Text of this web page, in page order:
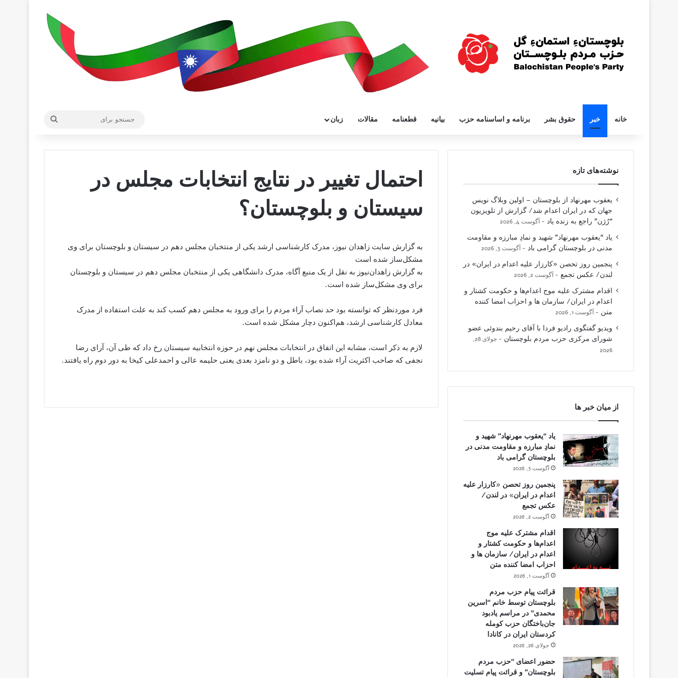
خانه خبر حقوق بشر برنامه و اساسنامه حزب بیانیه قطعنامه مقالات زبان
احتمال تغییر در نتایج انتخابات مجلس در
سیستان و بلوچستان؟
به گزارش سایت زاهدان نیوز، مدرک کارشناسی ارشد یکی از منتخبان مجلس دهم در سیستان و بلوچستان برای وی
مشکل‌ساز شده است
به گزارش زاهدان‌نیوز به نقل از یک منبع آگاه، مدرک دانشگاهی یکی از منتخبان مجلس دهم در سیستان و بلوچستان
برای وی مشکل‌ساز شده است.
فرد موردنظر که توانسته بود حد نصاب آراء مردم را برای ورود به مجلس دهم کسب کند به علت استفاده از مدرک
معادل کارشناسی ارشد، هم‌اکنون دچار مشکل شده است.
لازم به ذکر است، مشابه این اتفاق در انتخابات مجلس نهم در حوزه انتخابیه سیستان رخ داد که طی آن، آرای رضا
نجفی که صاحب اکثریت آراء شده بود، باطل و دو نامزد بعدی یعنی حلیمه عالی و احمدعلی کیخا به دور دوم راه یافتند.
نوشته‌های تازه
یعقوب مهرنهاد از بلوچستان – اولین وبلاگ نویس
جهان که در ایران اعدام شد/ گزارش از تلویزیون
“رُژن” راجع به زنده یاد
آگوست 4, 2026
یاد “یعقوب مهرنهاد” شهید و نمادِ مبارزه و مقاومت
مدنی در بلوچستان گرامی باد
آگوست 3, 2026
پنجمین روز تحصن «کارزار علیه اعدام در ایران» در
لندن/ عکس تجمع
آگوست 2, 2026
اقدام مشترک علیه موج اعدام‌ها و حکومت کشتار و
اعدام در ایران/ سازمان ها و احزاب امضا کننده
متن
آگوست 1, 2026
ویدیو گفتگوی رادیو فردا با آقای رحیم بندوئی عضو
شورای مرکزی حزب مردم بلوچستان
جولای 28,
2026
از میان خبر ها
یاد “یعقوب مهرنهاد” شهید و
نمادِ مبارزه و مقاومت مدنی در
بلوچستان گرامی باد
آگوست 3, 2026
پنجمین روز تحصن «کارزار علیه
اعدام در ایران» در لندن/
عکس تجمع
آگوست 2, 2026
اقدام مشترک علیه موج
اعدام‌ها و حکومت کشتار و
اعدام در ایران/ سازمان ها و
احزاب امضا کننده متن
آگوست 1, 2026
قرائت پیام حزب مردم
بلوچستان توسط خانم “اسرین
محمدی” در مراسم یادبود
جان‌باختگان حزب کومله
کردستان ایران در کانادا
جولای 26, 2026
حضور اعضای “حزب مردم
بلوچستان” و قرائت پیام تسلیت